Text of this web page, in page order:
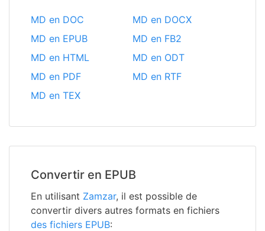
MD en DOC
MD en DOCX
MD en EPUB
MD en FB2
MD en HTML
MD en ODT
MD en PDF
MD en RTF
MD en TEX
Convertir en EPUB
En utilisant Zamzar, il est possible de
convertir divers autres formats en fichiers
des fichiers EPUB: